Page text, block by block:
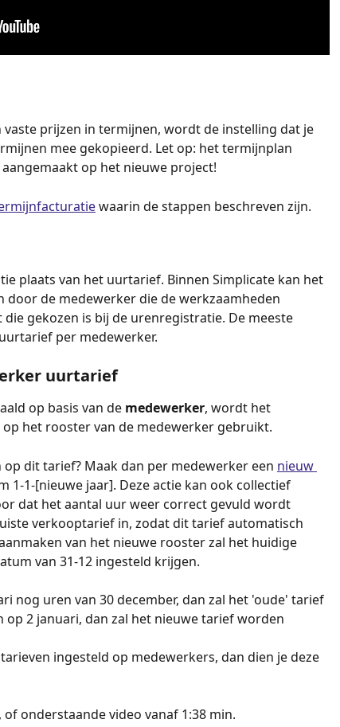
prijzen in termijnen, wordt de instelling dat je
mee gekopieerd. Let op: het termijnplan
op het nieuwe project!
waarin de stappen beschreven zijn.
plaats van het uurtarief. Binnen Simplicate kan het
de medewerker die de werkzaamheden
gekozen is bij de urenregistratie. De meeste
per medewerker.
uurtarief
op basis van de medewerker, wordt het
het rooster van de medewerker gebruikt.
op dit tarief? Maak dan per medewerker een nieuw
1-1-[nieuwe jaar]. Deze actie kan ook collectief
dat het aantal uur weer correct gevuld wordt
verkooptarief in, zodat dit tarief automatisch
van het nieuwe rooster zal het huidige
van 31-12 ingesteld krijgen.
nog uren van 30 december, dan zal het 'oude' tarief
2 januari, dan zal het nieuwe tarief worden
ingesteld op medewerkers, dan dien je deze
, of onderstaande video vanaf 1:38 min.